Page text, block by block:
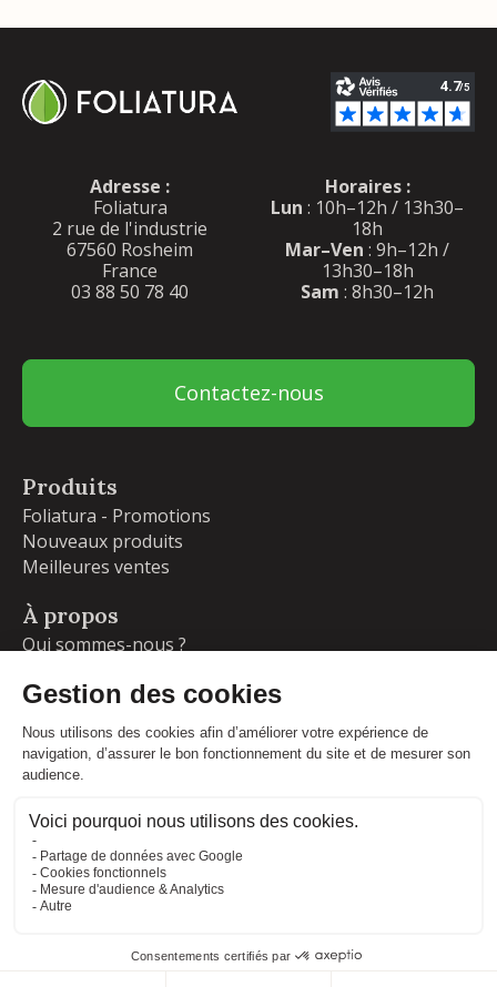
Adresse :
Foliatura
2 rue de l'industrie
67560 Rosheim
France
03 88 50 78 40
Horaires :
Lun : 10h–12h / 13h30–
18h
Mar–Ven : 9h–12h /
13h30–18h
Sam : 8h30–12h
Contactez-nous
Produits
Foliatura - Promotions
Nouveaux produits
Meilleures ventes
À propos
Qui sommes-nous ?
Livraisons et retours
Blog
Votre compte
Commandes
Adresses
CONDITIONS GÉNÉRALES DE VENTE